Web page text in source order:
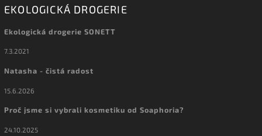
EKOLOGICKÁ DROGERIE
Ekologická drogerie SONETT
7.3.2021
Natasha - čistá radost
15.6.2026
Proč jsme si vybrali kosmetiku od Soaphoria?
24.10.2025